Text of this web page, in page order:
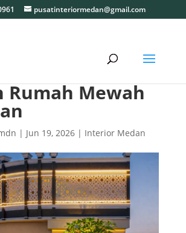
pusatinteriormedan@gmail.com
Rumah Mewah
| Jun 19, 2026| Interior Medan